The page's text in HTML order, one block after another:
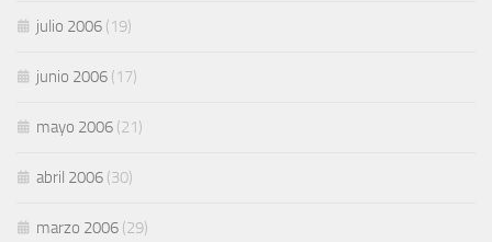
julio 2006 (19)
junio 2006 (17)
mayo 2006 (21)
abril 2006 (30)
marzo 2006 (29)